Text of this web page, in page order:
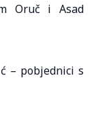
Oruč i Asad
– pobjednici s